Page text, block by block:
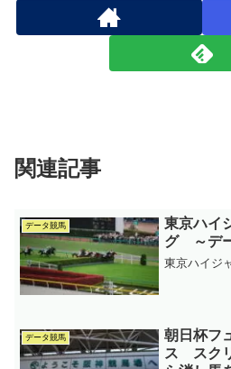
関連記事
データ競馬
東京ハイ
グ ～デ
東京ハイジ
データ競馬
朝日杯フ
ス スク